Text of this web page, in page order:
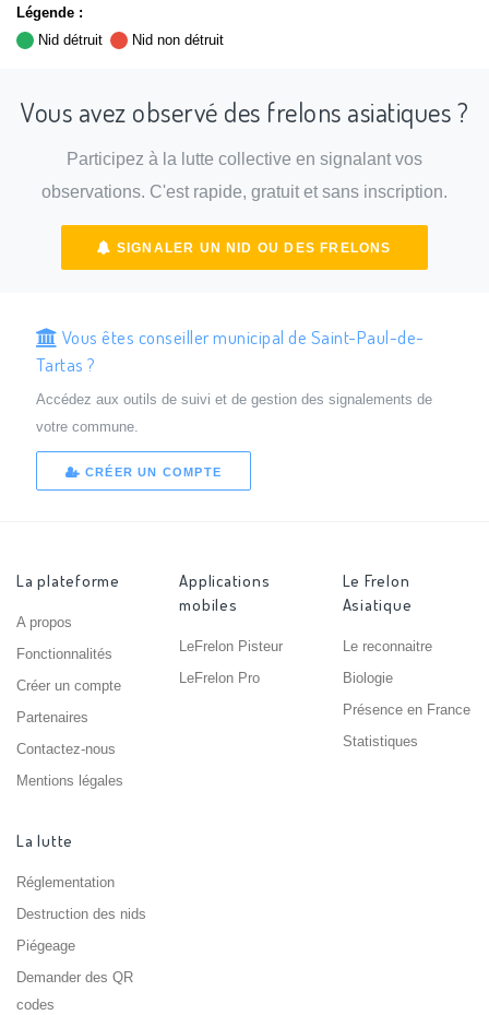
Légende :
Nid détruit
Nid non détruit
Vous avez observé des frelons asiatiques ?
Participez à la lutte collective en signalant vos
observations. C'est rapide, gratuit et sans inscription.
SIGNALER UN NID OU DES FRELONS
Vous êtes conseiller municipal de Saint-Paul-de-
Tartas ?
Accédez aux outils de suivi et de gestion des signalements de
votre commune.
CRÉER UN COMPTE
La plateforme
A propos
Fonctionnalités
Créer un compte
Partenaires
Contactez-nous
Mentions légales
Applications
mobiles
LeFrelon Pisteur
LeFrelon Pro
Le Frelon
Asiatique
Le reconnaitre
Biologie
Présence en France
Statistiques
La lutte
Réglementation
Destruction des nids
Piégeage
Demander des QR
codes